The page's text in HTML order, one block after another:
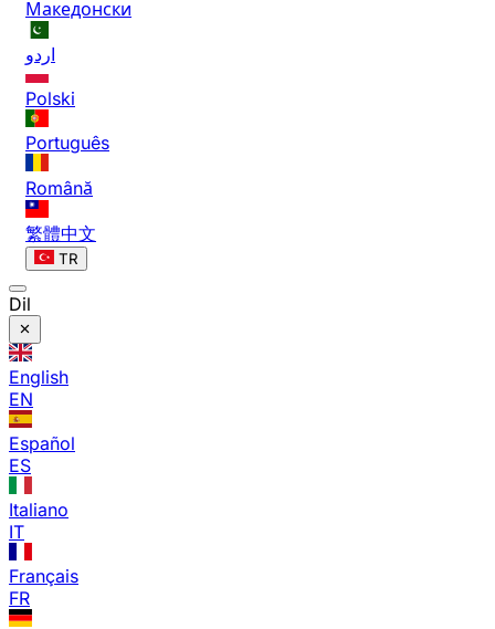
Македонски
اردو
Polski
Português
Română
繁體中文
TR
Dil
English
EN
Español
ES
Italiano
IT
Français
FR